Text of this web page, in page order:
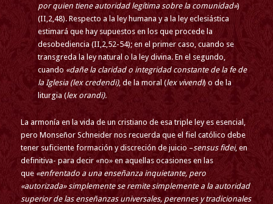
por quien tiene autoridad legítima sobre la comunidad»)
(II,2,48). Respecto a la ley humana y a la ley eclesiástica
estimará que hay supuestos en los que procede la
desobediencia (II,2,52-54); en el primer caso, cuando se
transgreda la ley natural o la ley divina. En el segundo,
cuando «dañe la claridad o integridad constante de la fe de
la Iglesia (lex credendi), de la moral (lex vivendi) o de la
liturgia (lex orandi).
La armonía en la vida de un cristiano de esa triple ley es esencial,
pero Monseñor Schneider nos recuerda que el fiel católico debe
tener suficiente formación y discreción de juicio –sensus fidei, en
definitiva- para decir «no» en aquellas ocasiones en las
que «enfrentado a una enseñanza inquietante, pero
«autorizada» simplemente se remite simplemente a la autoridad
superior de las enseñanzas universales, perennes y tradicionales